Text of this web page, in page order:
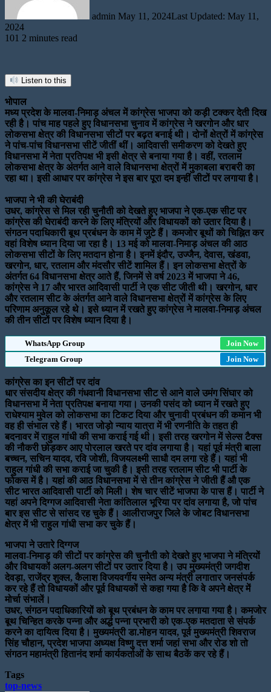
admin May 11, 2024Last Updated: May 11,
2024
101 2 minutes read
Listen to this
भोपाल
मध्य प्रदेश के मालवा-निमाड़ अंचल में कांग्रेस भाजपा को कड़ी टक्कर देती दिख
रही है। पांच माह पहले हुए विधानसभा चुनाव में कांग्रेस ने खरगोन और धार
लोकसभा क्षेत्र की विधानसभा सीटों पर बढ़त बनाई थी। दोनों क्षेत्रों में कांग्रेस
ने पांच-पांच विधानसभा सीटें जीतीं थीं। आदिवासी समीकरण को देखते हुए
विधानसभा में नेता प्रतिपक्ष भी इसी क्षेत्र से बनाया गया है। वहीं, रतलाम
लोकसभा क्षेत्र के अंतर्गत आने वाले विधानसभा क्षेत्रों में मुकाबला बराबरी का
रहा था। इसी आधार पर कांग्रेस ने इस बार पूरा दम इन्हीं सीटों पर लगाया है।
भाजपा ने भी की घेराबंदी
उधर, कांग्रेस से मिल रही चुनौती को देखते हुए भाजपा ने एक-एक सीट पर
कांग्रेस की घेराबंदी करने के लिए मंत्रियों और विधायकों को उतार दिया है।
संगठन पदाधिकारी बूथ प्रबंधन के काम में जुटे हैं। कमजोर बूथों को चिह्नित कर
वहां विशेष ध्यान दिया जा रहा है। 13 मई को मालवा-निमाड़ अंचल की आठ
लोकसभा सीटों के लिए मतदान होना है। इनमें इंदौर, उज्जैन, देवास, खंडवा,
खरगोन, धार, रतलाम और मंदसौर सीटें शामिल हैं। इन लोकसभा क्षेत्रों के
अंतर्गत 64 विधानसभा क्षेत्र आते हैं, जिनमें से वर्ष 2023 में भाजपा ने 46,
कांग्रेस ने 17 और भारत आदिवासी पार्टी ने एक सीट जीती थी। खरगोन, धार
और रतलाम सीट के अंतर्गत आने वाले विधानसभा क्षेत्रों में कांग्रेस के लिए
परिणाम अनुकूल रहे थे। इसे ध्यान में रखते हुए कांग्रेस ने मालवा-निमाड़ अंचल
की तीन सीटों पर विशेष ध्यान दिया है।
WhatsApp Group
Join Now
Telegram Group
Join Now
कांग्रेस का इन सीटों पर दांव
धार संसदीय क्षेत्र की गंधवानी विधानसभा सीट से आने वाले उमंग सिंघार को
विधानसभा में नेता प्रतिपक्ष बनाया गया। उनकी पसंद को ध्यान में रखते हुए
राधेश्याम मुवेल को लोकसभा का टिकट दिया और चुनावी प्रबंधन की कमान भी
वह ही संभाल रहे हैं। भारत जोड़ो न्याय यात्रा में भी रणनीति के तहत ही
बदनावर में राहुल गांधी की सभा कराई गई थी। इसी तरह खरगोन में सेल्स टैक्स
की नौकरी छोड़कर आए पोरलाल खरते पर दांव लगाया है। यहां पूर्व मंत्री बाला
बच्चन, सचिन यादव, रवि जोशी, विजयलक्ष्मी साधौ दम लगा रहे हैं। यहां भी
राहुल गांधी की सभा कराई जा चुकी है। इसी तरह रतलाम सीट भी पार्टी के
फोकस में है। यहां की आठ विधानसभा में से तीन कांग्रेस ने जीती हैं औ एक
सीट भारत आदिवासी पार्टी को मिली। शेष चार सीटें भाजपा के पास हैं। पार्टी ने
यहां अपने दिग्गज आदिवासी नेता कांतिलाल भूरिया पर दांव लगाया है, जो पांच
बार इस सीट से सांसद रह चुके हैं। आलीराजपुर जिले के जोबट विधानसभा
क्षेत्र में भी राहुल गांधी सभा कर चुके हैं।
भाजपा ने उतारे दिग्गज
मालवा-निमाड़ की सीटों पर कांग्रेस की चुनौती को देखते हुए भाजपा ने मंत्रियों
और विधायकों अलग-अलग सीटों पर उतार दिया है। उप मुख्यमंत्री जगदीश
देवड़ा, राजेंद्र शुक्ल, कैलाश विजयवर्गीय समेत अन्य मंत्री लगातार जनसंपर्क
कर रहे हैं तो विधायकों और पूर्व विधायकों से कहा गया है कि वे अपने क्षेत्र में
मोर्चा संभालें।
उधर, संगठन पदाधिकारियों को बूथ प्रबंधन के काम पर लगाया गया है। कमजोर
बूथ चिन्हित करके पन्ना और अर्द्ध पन्ना प्रभारी को एक-एक मतदाता से संपर्क
करने का दायित्व दिया है। मुख्यमंत्री डा.मोहन यादव, पूर्व मुख्यमंत्री शिवराज
सिंह चौहान, प्रदेश भाजपा अध्यक्ष विष्णु दत्त शर्मा जहां सभा और रोड शो तो
संगठन महामंत्री हितानंद शर्मा कार्यकर्ताओं के साथ बैठकें कर रहे हैं।
Tags
top-news